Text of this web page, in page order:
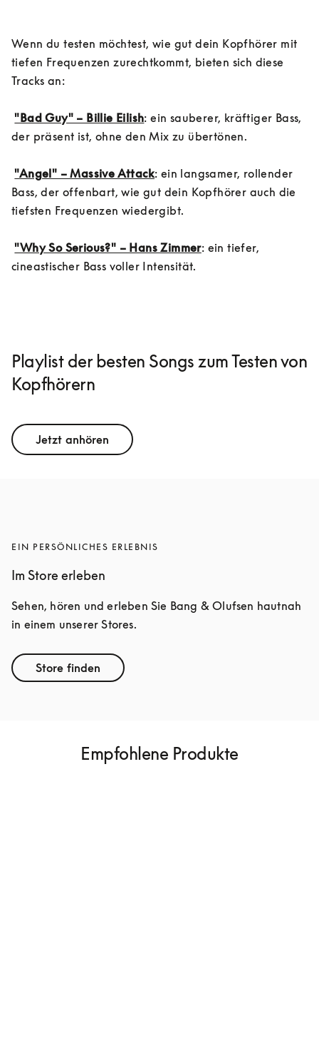
Wenn du testen möchtest, wie gut dein Kopfhörer mit
tiefen Frequenzen zurechtkommt, bieten sich diese
Tracks an:
"Bad Guy" – Billie Eilish: ein sauberer, kräftiger Bass,
der präsent ist, ohne den Mix zu übertönen.
"Angel" – Massive Attack: ein langsamer, rollender
Bass, der offenbart, wie gut dein Kopfhörer auch die
tiefsten Frequenzen wiedergibt.
"Why So Serious?" – Hans Zimmer: ein tiefer,
cineastischer Bass voller Intensität.
Playlist der besten Songs zum Testen von
Kopfhörern
Jetzt anhören
EIN PERSÖNLICHES ERLEBNIS
Im Store erleben
Sehen, hören und erleben Sie Bang & Olufsen hautnah
in einem unserer Stores.
Store finden
Empfohlene Produkte